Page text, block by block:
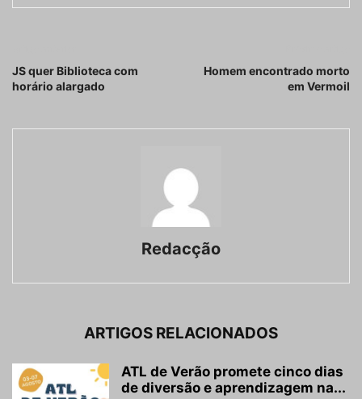
JS quer Biblioteca com
horário alargado
Homem encontrado morto
em Vermoil
Redacção
ARTIGOS RELACIONADOS
ATL de Verão promete cinco dias
de diversão e aprendizagem na...